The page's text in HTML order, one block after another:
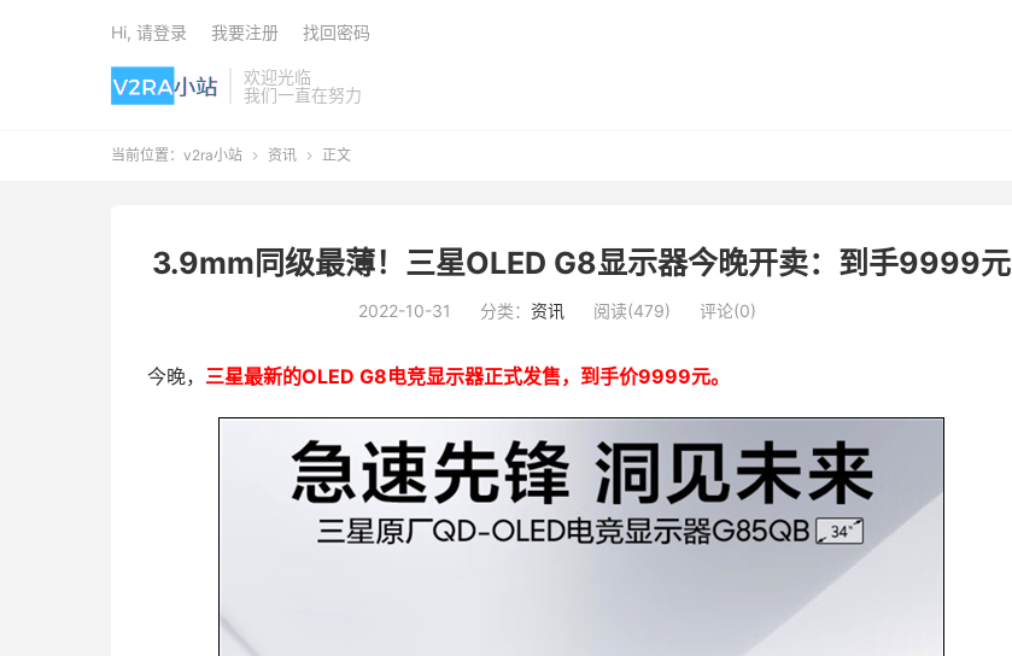
欢迎光临
我们一直在努力
Hi, 请登录 我要注册 找回密码
当前位置： v2ra小站  资讯  正文
3.9mm同级最薄！三星OLED G8显示器今晚开卖：到手9999元
2022-10-31 分类： 资讯 阅读(479) 评论(0)
今晚， 三星最新的OLED G8电竞显示器正式发售，到手价9999元。